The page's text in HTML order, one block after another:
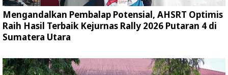
Mengandalkan Pembalap Potensial, AHSRT Optimis
Raih Hasil Terbaik Kejurnas Rally 2026 Putaran 4 di
Sumatera Utara